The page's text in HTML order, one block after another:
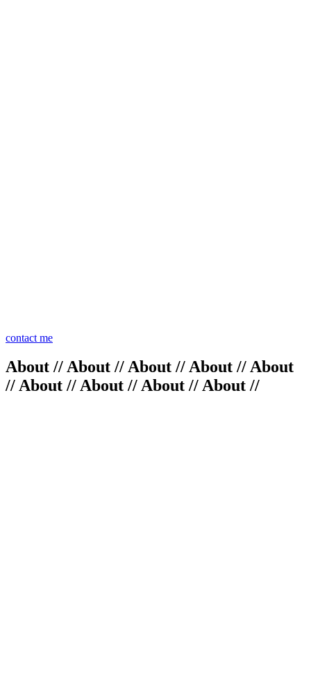
contact me
About // About // About // About // About
// About // About // About // About //